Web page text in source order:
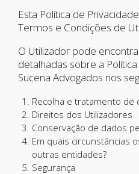
Esta Política de
Termos e Condições de
O Utilizador pode
detalhadas sobre a
Sucena Advogados nos
Recolha e tratamento de
Direitos dos Utilizadores
Conservação de dados
Em quais circunstâncias
outras entidades?
Segurança